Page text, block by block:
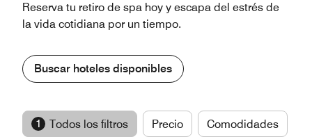
Reserva tu retiro de spa hoy y escapa del estrés de
la vida cotidiana por un tiempo.
Buscar hoteles disponibles
1 Todos los filtros Precio Comodidades